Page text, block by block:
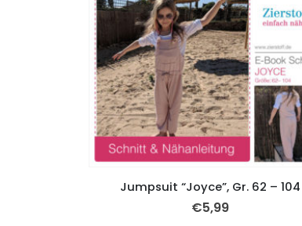
Jumpsuit “Joyce”, Gr. 62 – 104
€5,99